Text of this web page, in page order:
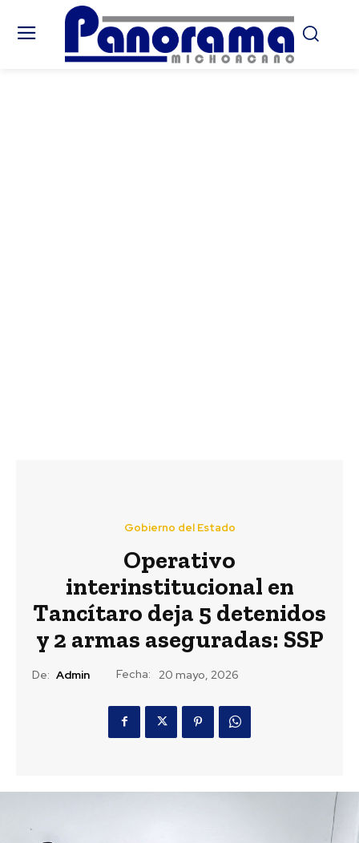
Gobierno del Estado
Operativo
interinstitucional en
Tancítaro deja 5 detenidos
y 2 armas aseguradas: SSP
De: Admin Fecha: 20 mayo, 2026